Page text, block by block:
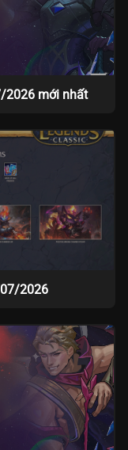
2026 mới nhất
2026